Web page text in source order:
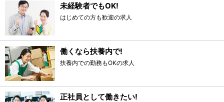
未経験者でもOK!
はじめての方も歓迎の求人
働くなら扶養内で!
扶養内での勤務もOKの求人
正社員として働きたい!